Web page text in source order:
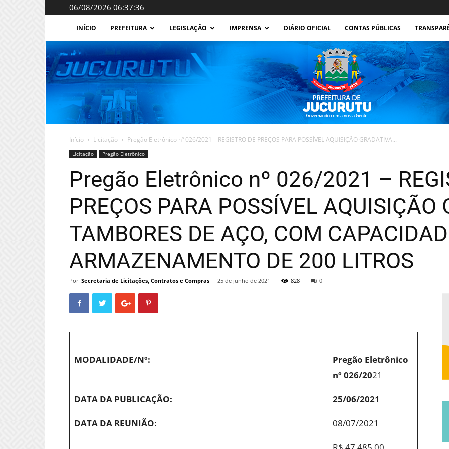
06/08/2026 06:37:36
INÍCIO PREFEITURA LEGISLAÇÃO IMPRENSA DIÁRIO OFICIAL CONTAS PÚBLICAS
Municipal
Jucurutu
Início Licitação Pregão Eletrônico nº 026/2021 – REGISTRO DE PREÇOS PARA POSSÍVEL AQUISIÇÃO GRADATIVA...
Licitação Pregão Eletrônico
Pregão Eletrônico nº 026/2021 –
PREÇOS PARA POSSÍVEL AQUISIÇÃO
TAMBORES DE AÇO, COM
ARMAZENAMENTO DE 200 LITROS
Por Secretaria de Licitações, Contratos e Compras - 25 de junho de 2021 828 0
MODALIDADE/Nº:
Pregão Eletrônico
nº 026/2021
DATA DA PUBLICAÇÃO: 25/06/2021
DATA DA REUNIÃO: 08/07/2021